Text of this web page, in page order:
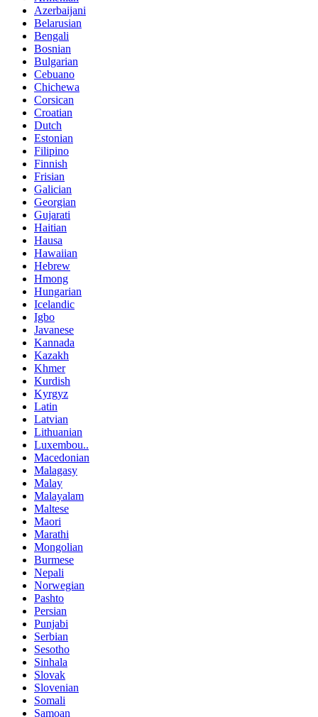
Azerbaijani
Belarusian
Bengali
Bosnian
Bulgarian
Cebuano
Chichewa
Corsican
Croatian
Dutch
Estonian
Filipino
Finnish
Frisian
Galician
Georgian
Gujarati
Haitian
Hausa
Hawaiian
Hebrew
Hmong
Hungarian
Icelandic
Igbo
Javanese
Kannada
Kazakh
Khmer
Kurdish
Kyrgyz
Latin
Latvian
Lithuanian
Luxembou..
Macedonian
Malagasy
Malay
Malayalam
Maltese
Maori
Marathi
Mongolian
Burmese
Nepali
Norwegian
Pashto
Persian
Punjabi
Serbian
Sesotho
Sinhala
Slovak
Slovenian
Somali
Samoan